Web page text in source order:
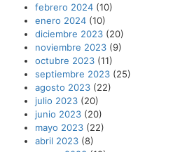
febrero 2024 (10)
enero 2024 (10)
diciembre 2023 (20)
noviembre 2023 (9)
octubre 2023 (11)
septiembre 2023 (25)
agosto 2023 (22)
julio 2023 (20)
junio 2023 (20)
mayo 2023 (22)
abril 2023 (8)